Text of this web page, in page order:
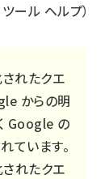
ール ヘルプ）
れたクエ
からの明
Google の
ています。
れたクエ